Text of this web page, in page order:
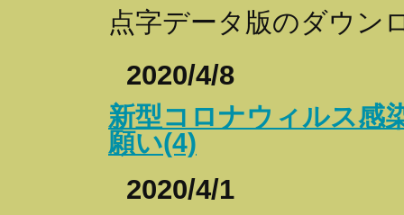
点字データ版のダウン
2020/4/8
新型コロナウィルス感
願い(4)
2020/4/1